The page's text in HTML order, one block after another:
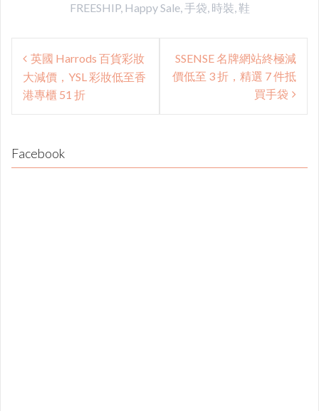
FREESHIP, Happy Sale,手袋, 時裝,鞋
Post
navigation
英國 Harrods 百貨彩妝
大減價，YSL 彩妝低至香
港專櫃 51 折
SSENSE 名牌網站終極減
價低至 3 折，精選 7 件抵
買手袋
Facebook